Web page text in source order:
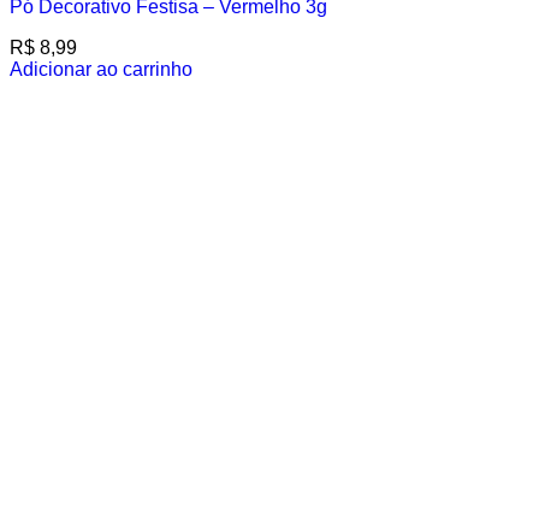
Pó Decorativo Festisa – Vermelho 3g
R$ 8,99
Adicionar ao carrinho